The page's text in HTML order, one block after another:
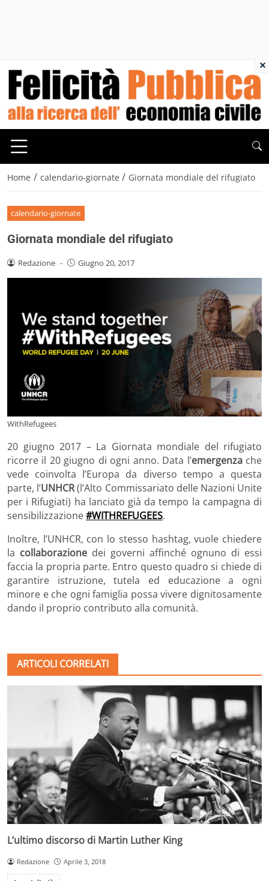
Home / calendario-giornate / Giornata mondiale del rifugiato
calendario-giornate
Giornata mondiale del rifugiato
Redazione - Giugno 20, 2017
WithRefugees
20 giugno 2017 – La Giornata mondiale del rifugiato
ricorre il 20 giugno di ogni anno. Data l’emergenzache
vede coinvolta l’Europa da diverso tempo a questa
parte, l’UNHCR(l’Alto Commissariato delle Nazioni Unite
per i Rifugiati) ha lanciato già da tempo la campagna di
sensibilizzazione#WITHREFUGEES.
Inoltre, l’UNHCR, con lo stesso hashtag, vuole chiedere
la collaborazione dei governi affinché ognuno di essi
faccia la propria parte. Entro questo quadro si chiede di
garantire istruzione, tutela ed educazione a ogni
minore e che ogni famiglia possa vivere dignitosamente
dando il proprio contributo alla comunità.
ARTICOLI CORRELATI
L’ultimo discorso di Martin Luther King
Redazione Aprile 3, 2018
×